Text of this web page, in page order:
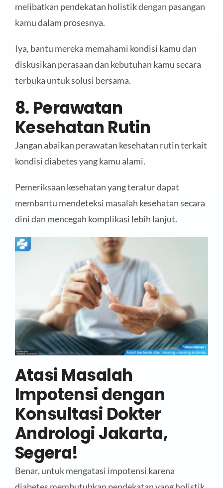
melibatkan pendekatan holistik dengan pasangan
kamu dalam prosesnya.
Iya, bantu mereka memahami kondisi kamu dan
diskusikan perasaan dan kebutuhan kamu secara
terbuka untuk solusi bersama.
8. Perawatan
Kesehatan Rutin
Jangan abaikan perawatan kesehatan rutin terkait
kondisi diabetes yang kamu alami.
Pemeriksaan kesehatan yang teratur dapat
membantu mendeteksi masalah kesehatan secara
dini dan mencegah komplikasi lebih lanjut.
Atasi Masalah
Impotensi dengan
Konsultasi Dokter
Andrologi Jakarta,
Segera!
Benar, untuk mengatasi impotensi karena